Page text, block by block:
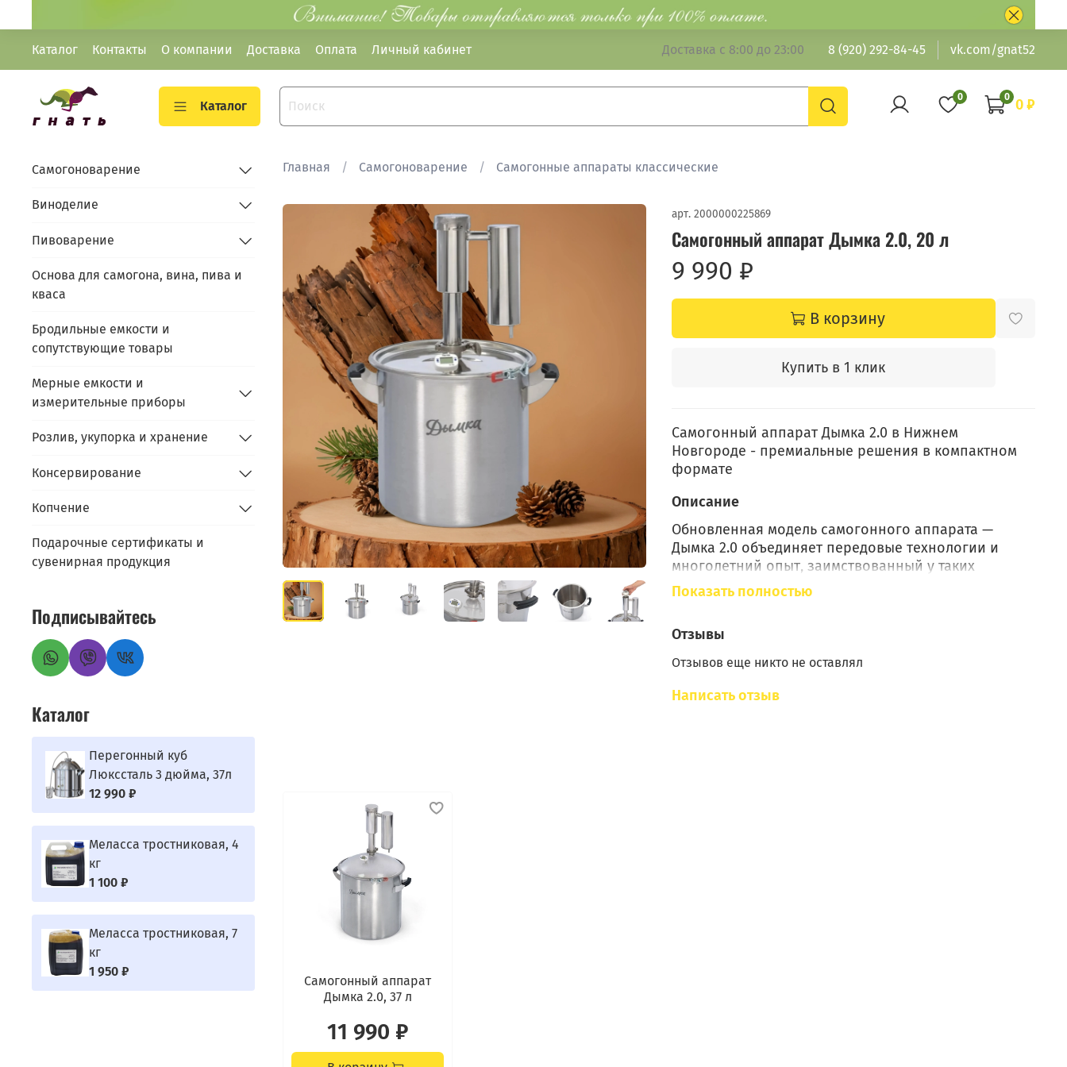
Каталог Контакты О компании Доставка Оплата Личный кабинет Доставка с 8:00 до 23:00 8 (920) 292-84-45 vk.com/gnat52
Каталог
0 0 0 ₽
Главная Самогоноварение Самогонные аппараты классические
арт. 2000000225869
Самогонный аппарат Дымка 2.0, 20 л
9 990 ₽
В корзину
Купить в 1 клик
Самогонный аппарат Дымка 2.0 в Нижнем
Новгороде - премиальные решения в компактном
формате
Описание
Обновленная модель самогонного аппарата —
Дымка 2.0 объединяет передовые технологии и
многолетний опыт, заимствованный у таких
брендов, как Wein и Luxstahl, что обеспечивает
Показать полностью
Отзывы
Отзывов еще никто не оставлял
Написать отзыв
Самогонный аппарат
Дымка 2.0, 37 л
11 990 ₽
Самогоноварение
Виноделие
Пивоварение
Основа для самогона, вина, пива и
кваса
Бродильные емкости и
сопутствующие товары
Мерные емкости и
измерительные приборы
Розлив, укупорка и хранение
Консервирование
Копчение
Подарочные сертификаты и
сувенирная продукция
Подписывайтесь
Каталог
Перегонный куб
Люкссталь 3 дюйма, 37л
12 990 ₽
Меласса тростниковая, 4
кг
1 100 ₽
Меласса тростниковая, 7
кг
1 950 ₽